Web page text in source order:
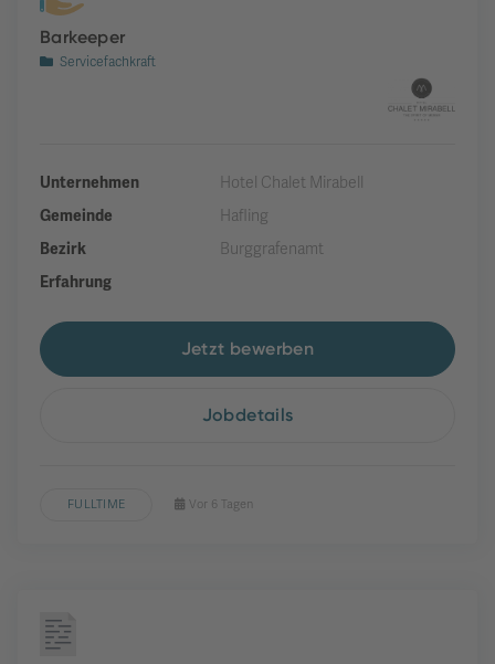
Barkeeper
Servicefachkraft
Unternehmen
Hotel Chalet Mirabell
Gemeinde
Hafling
Bezirk
Burggrafenamt
Erfahrung
Jetzt bewerben
Jobdetails
FULLTIME Vor 6 Tagen